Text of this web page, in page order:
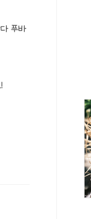
푸바